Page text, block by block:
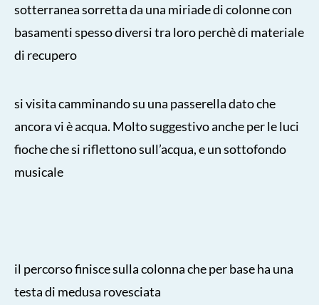
sotterranea sorretta da una miriade di colonne con
basamenti spesso diversi tra loro perchè di materiale
di recupero
si visita camminando su una passerella dato che
ancora vi è acqua. Molto suggestivo anche per le luci
fioche che si riflettono sull’acqua, e un sottofondo
musicale
il percorso finisce sulla colonna che per base ha una
testa di medusa rovesciata